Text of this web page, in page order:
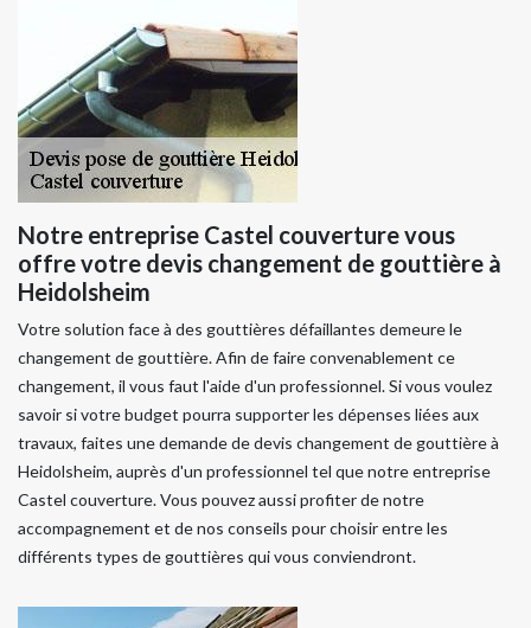
Notre entreprise Castel couverture vous
offre votre devis changement de gouttière à
Heidolsheim
Votre solution face à des gouttières défaillantes demeure le
changement de gouttière. Afin de faire convenablement ce
changement, il vous faut l'aide d'un professionnel. Si vous voulez
savoir si votre budget pourra supporter les dépenses liées aux
travaux, faites une demande de devis changement de gouttière à
Heidolsheim, auprès d'un professionnel tel que notre entreprise
Castel couverture. Vous pouvez aussi profiter de notre
accompagnement et de nos conseils pour choisir entre les
différents types de gouttières qui vous conviendront.